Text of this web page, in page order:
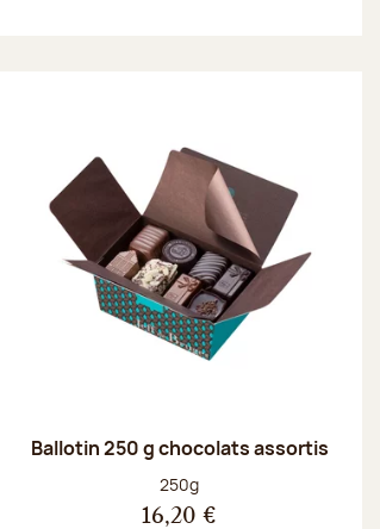
Ballotin 250 g chocolats assortis
Poids net :
250g
16,20 €